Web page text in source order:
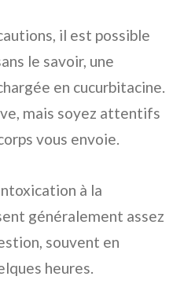
il est possible
le savoir, une
en cucurbitacine.
mais soyez attentifs
vous envoie.
à la
généralement assez
souvent en
heures.